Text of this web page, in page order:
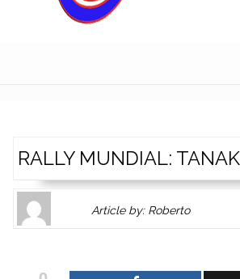
RALLY MUNDIAL:
Author
Gravatar
Article by: Roberto